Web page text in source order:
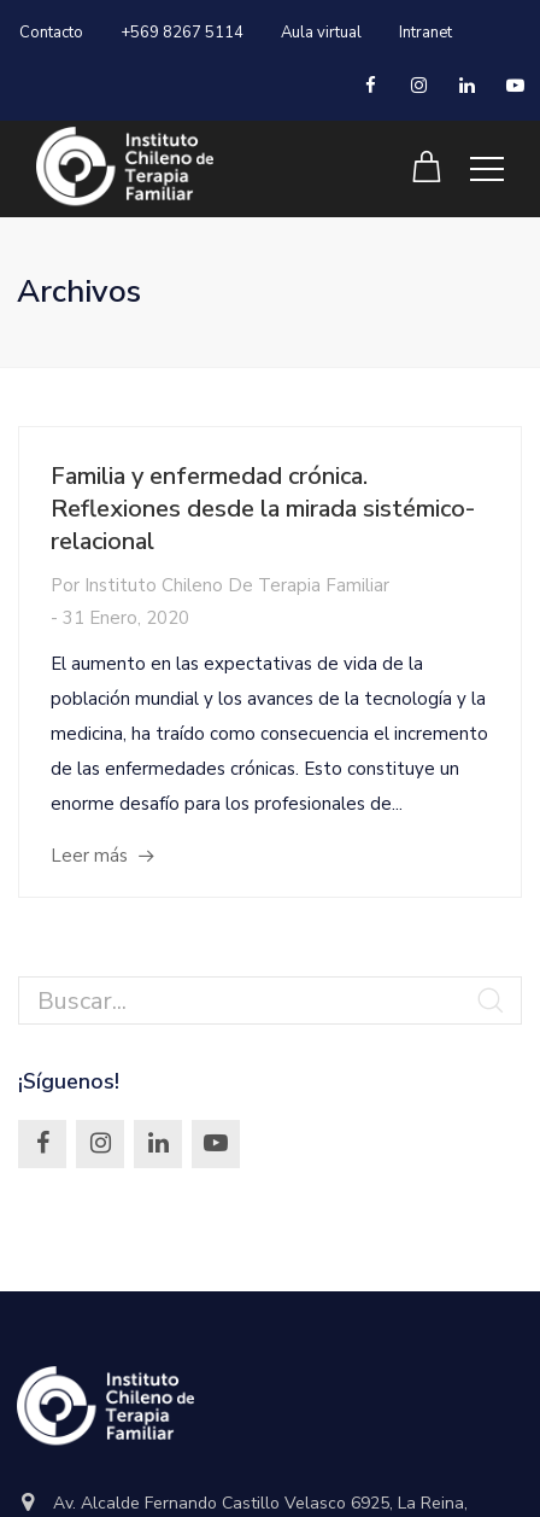
Contacto +569 8267 5114 Aula virtual Intranet
Archivos
Familia y enfermedad crónica.
Reflexiones desde la mirada sistémico-
relacional
Por Instituto Chileno De Terapia Familiar
- 31 Enero, 2020
El aumento en las expectativas de vida de la
población mundial y los avances de la tecnología y la
medicina, ha traído como consecuencia el incremento
de las enfermedades crónicas. Esto constituye un
enorme desafío para los profesionales de...
Leer más
¡Síguenos!
Av. Alcalde Fernando Castillo Velasco 6925, La Reina,